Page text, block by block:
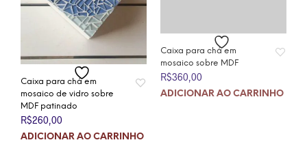
Caixa para chá em
mosaico de vidro sobre
MDF patinado
R$260,00
ADICIONAR AO CARRINHO
Caixa para chá em
mosaico sobre MDF
R$360,00
ADICIONAR AO CARRINHO